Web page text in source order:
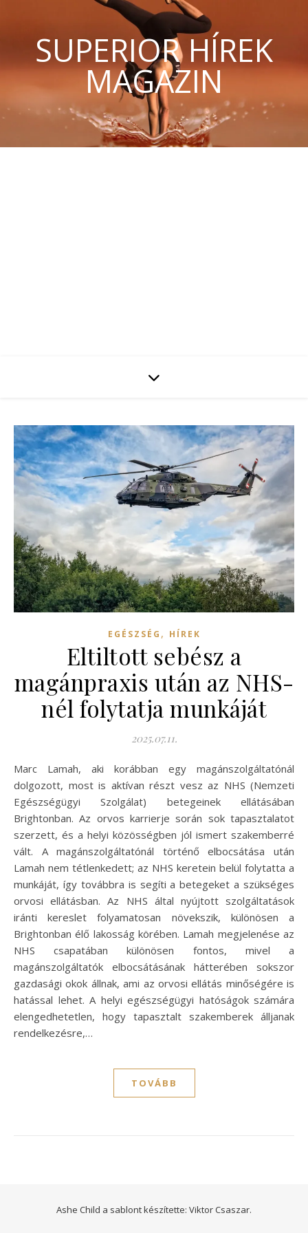
SUPERIOR HÍREK
MAGAZIN
EGÉSZSÉG , HÍREK
Eltiltott sebész a
magánpraxis után az NHS-
nél folytatja munkáját
2025.07.11.
Marc Lamah, aki korábban egy magánszolgáltatónál
dolgozott, most is aktívan részt vesz az NHS (Nemzeti
Egészségügyi Szolgálat) betegeinek ellátásában
Brightonban. Az orvos karrierje során sok tapasztalatot
szerzett, és a helyi közösségben jól ismert szakemberré
vált. A magánszolgáltatónál történő elbocsátása után
Lamah nem tétlenkedett; az NHS keretein belül folytatta a
munkáját, így továbbra is segíti a betegeket a szükséges
orvosi ellátásban. Az NHS által nyújtott szolgáltatások
iránti kereslet folyamatosan növekszik, különösen a
Brightonban élő lakosság körében. Lamah megjelenése az
NHS csapatában különösen fontos, mivel a
magánszolgáltatók elbocsátásának hátterében sokszor
gazdasági okok állnak, ami az orvosi ellátás minőségére is
hatással lehet. A helyi egészségügyi hatóságok számára
elengedhetetlen, hogy tapasztalt szakemberek álljanak
rendelkezésre,…
TOVÁBB
Ashe Child a sablont készítette: Viktor Csaszar.